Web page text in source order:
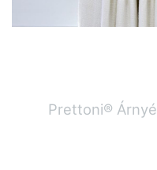
Prettoni®